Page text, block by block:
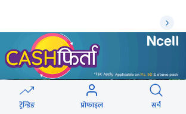
ट्रेन्डिङ प्रोफाइल सर्च